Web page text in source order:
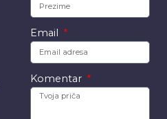
Email
Komentar